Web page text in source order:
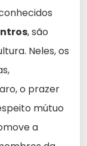
, são
Neles, os
o prazer
mútuo
a